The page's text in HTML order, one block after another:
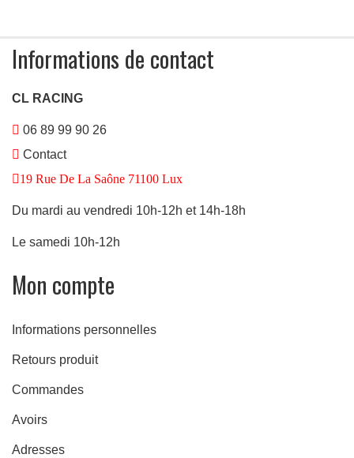
Informations de contact
CL RACING
06 89 99 90 26
Contact
19 Rue De La Saône 71100 Lux
Du mardi au vendredi 10h-12h et 14h-18h
Le samedi 10h-12h
Mon compte
Informations personnelles
Retours produit
Commandes
Avoirs
Adresses